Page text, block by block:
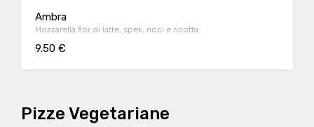
Ambra
Mozzarella fior di latte, spek, noci e ricotta
9.50 €
Pizze Vegetariane